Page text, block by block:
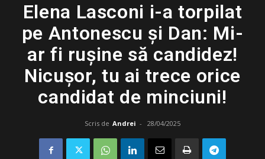
Elena Lasconi i-a torpilat
pe Antonescu și Dan: Mi-
ar fi rușine să candidez!
Nicușor, tu ai trece orice
candidat de minciuni!
Scris de Andrei - 28/04/2025